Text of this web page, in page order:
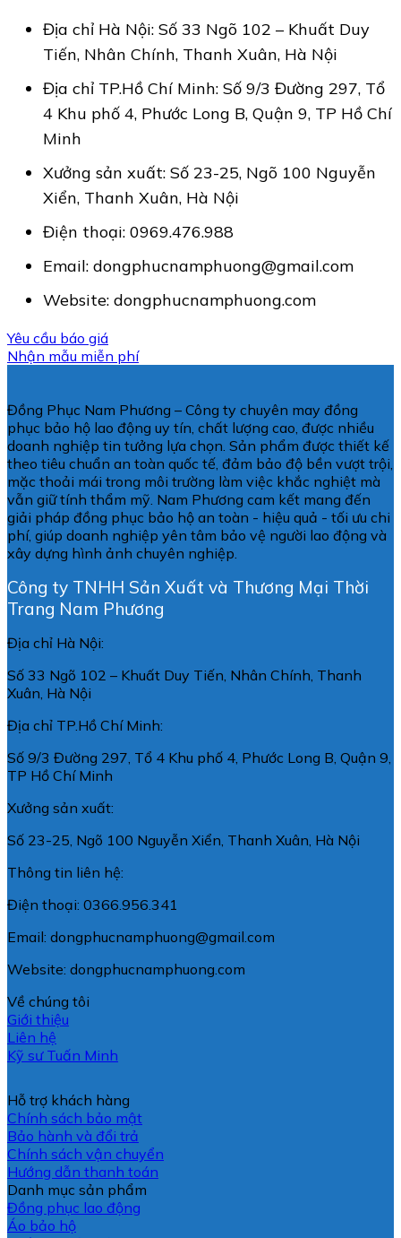
Địa chỉ Hà Nội: Số 33 Ngõ 102 – Khuất Duy
Tiến, Nhân Chính, Thanh Xuân, Hà Nội
Địa chỉ TP.Hồ Chí Minh: Số 9/3 Đường 297, Tổ
4 Khu phố 4, Phước Long B, Quận 9, TP Hồ Chí
Minh
Xưởng sản xuất: Số 23-25, Ngõ 100 Nguyễn
Xiển, Thanh Xuân, Hà Nội
Điện thoại: 0969.476.988
Email: dongphucnamphuong@gmail.com
Website: dongphucnamphuong.com
Yêu cầu báo giá
Nhận mẫu miễn phí
Đồng Phục Nam Phương – Công ty chuyên may đồng
phục bảo hộ lao động uy tín, chất lượng cao, được nhiều
doanh nghiệp tin tưởng lựa chọn. Sản phẩm được thiết kế
theo tiêu chuẩn an toàn quốc tế, đảm bảo độ bền vượt trội,
mặc thoải mái trong môi trường làm việc khắc nghiệt mà
vẫn giữ tính thẩm mỹ. Nam Phương cam kết mang đến
giải pháp đồng phục bảo hộ an toàn - hiệu quả - tối ưu chi
phí, giúp doanh nghiệp yên tâm bảo vệ người lao động và
xây dựng hình ảnh chuyên nghiệp.
Công ty TNHH Sản Xuất và Thương Mại Thời
Trang Nam Phương
Địa chỉ Hà Nội:
Số 33 Ngõ 102 – Khuất Duy Tiến, Nhân Chính, Thanh
Xuân, Hà Nội
Địa chỉ TP.Hồ Chí Minh:
Số 9/3 Đường 297, Tổ 4 Khu phố 4, Phước Long B, Quận 9,
TP Hồ Chí Minh
Xưởng sản xuất:
Số 23-25, Ngõ 100 Nguyễn Xiển, Thanh Xuân, Hà Nội
Thông tin liên hệ:
Điện thoại: 0366.956.341
Email: dongphucnamphuong@gmail.com
Website: dongphucnamphuong.com
Về chúng tôi
Giới thiệu
Liên hệ
Kỹ sư Tuấn Minh
Hỗ trợ khách hàng
Chính sách bảo mật
Bảo hành và đổi trả
Chính sách vận chuyển
Hướng dẫn thanh toán
Danh mục sản phẩm
Đồng phục lao động
Áo bảo hộ